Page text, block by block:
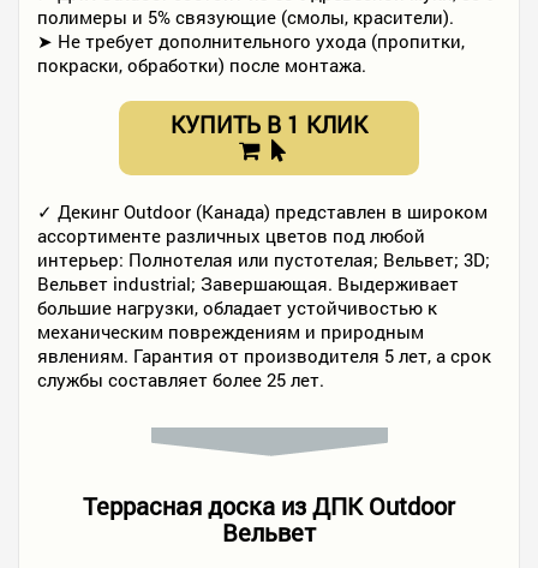
полимеры и 5% связующие (смолы, красители).
➤ Не требует дополнительного ухода (пропитки,
покраски, обработки) после монтажа.
КУПИТЬ В 1 КЛИК
✓ Декинг Outdoor (Канада) представлен в широком
ассортименте различных цветов под любой
интерьер: Полнотелая или пустотелая; Вельвет; 3D;
Вельвет industrial; Завершающая. Выдерживает
большие нагрузки, обладает устойчивостью к
механическим повреждениям и природным
явлениям. Гарантия от производителя 5 лет, а срок
службы составляет более 25 лет.
Террасная доска из ДПК Outdoor
Вельвет